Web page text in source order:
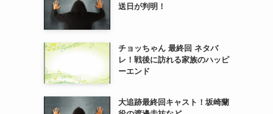
送日が判明！
チョッちゃん 最終回 ネタバ
レ！戦後に訪れる家族のハッピ
ーエンド
大追跡最終回キャスト！坂崎蘭